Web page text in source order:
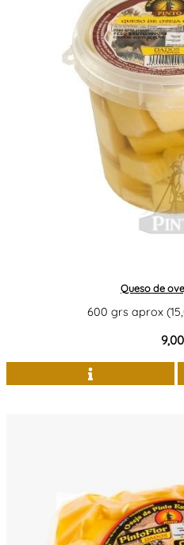
Queso de
600 grs aprox